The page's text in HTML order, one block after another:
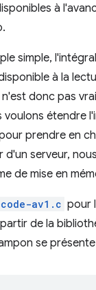
à
simple,
à la
donc pas
voulons étendre
prendre en
d'un serveur,
de mise en
av1.c pour
de la
se